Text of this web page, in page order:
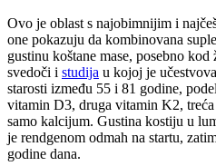
Ovo je oblast s najobimnijim i
one pokazuju da kombinovana
gustinu koštane mase, posebno
svedoči i studija u kojoj je
starosti između 55 i 81 godine,
vitamin D3, druga vitamin K2,
samo kalcijum. Gustina kostiju u
je rendgenom odmah na startu,
godine dana.